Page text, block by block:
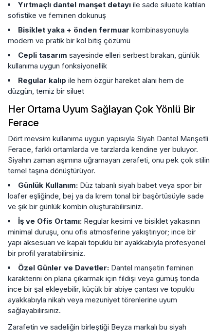
Yırtmaçlı dantel manşet detayı ile sade siluete katılan
sofistike ve feminen dokunuş
Bisiklet yaka + önden fermuar kombinasyonuyla
modern ve pratik bir kol bitiş çözümü
Cepli tasarım sayesinde elleri serbest bırakan, günlük
kullanıma uygun fonksiyonellik
Regular kalıp ile hem özgür hareket alanı hem de
düzgün, temiz bir siluet
Her Ortama Uyum Sağlayan Çok Yönlü Bir
Ferace
Dört mevsim kullanıma uygun yapısıyla Siyah Dantel Manşetli
Ferace, farklı ortamlarda ve tarzlarda kendine yer buluyor.
Siyahın zaman aşımına uğramayan zerafeti, onu pek çok stilin
temel taşına dönüştürüyor.
Günlük Kullanım: Düz tabanlı siyah babet veya spor bir
loafer eşliğinde, bej ya da krem tonal bir başörtüsüyle sade
ve şık bir günlük kombin oluşturabilirsiniz.
İş ve Ofis Ortamı: Regular kesimi ve bisiklet yakasının
minimal duruşu, onu ofis atmosferine yakıştırıyor; ince bir
yapı aksesuarı ve kapalı topuklu bir ayakkabıyla profesyonel
bir profil yaratabilirsiniz.
Özel Günler ve Davetler: Dantel manşetin feminen
karakterini ön plana çıkarmak için fildişi veya gümüş tonda
ince bir şal ekleyebilir, küçük bir abiye çantası ve topuklu
ayakkabıyla nikah veya mezuniyet törenlerine uyum
sağlayabilirsiniz.
Zarafetin ve sadeliğin birleştiği Beyza markalı bu siyah